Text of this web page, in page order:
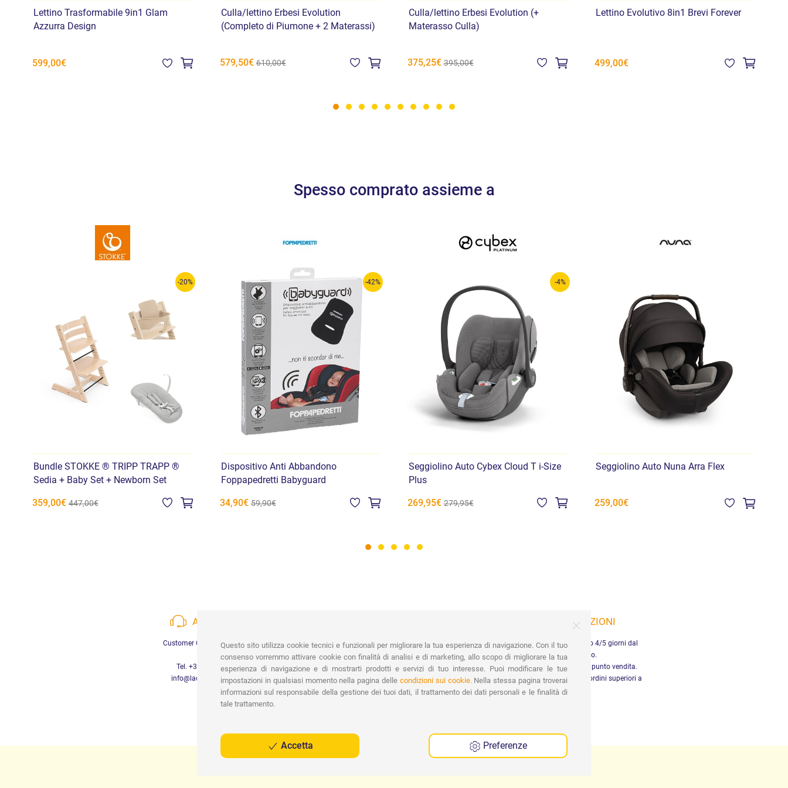
Lettino Trasformabile 9in1 Glam
Azzurra Design
599,00€
Culla/lettino Erbesi Evolution
(Completo di Piumone + 2 Materassi)
579,50€ 610,00€
Culla/lettino Erbesi Evolution (+
Materasso Culla)
375,25€ 395,00€
Lettino Evolutivo 8in1 Brevi Forever
499,00€
Spesso comprato assieme a
-20%
Bundle STOKKE ® TRIPP TRAPP ®
Sedia + Baby Set + Newborn Set
359,00€ 447,00€
-42%
Dispositivo Anti Abbandono
Foppapedretti Babyguard
34,90€ 59,90€
-4%
Seggiolino Auto Cybex Cloud T i-Size
Plus
269,95€ 279,95€
Seggiolino Auto Nuna Arra Flex
259,00€
ASSISTENZA
Customer Care a disposizione
Tel. +39 3452280233
info@lachiocciolababy.it
Vasta gamma di pagamenti:
Carte di Credito, Bonifico, PayPal e
Contrassegno.
SPEDIZIONI
Consegna in Italia entro 4/5 giorni dal
pagamento.
Ritiro gratuito presso il punto vendita.
Spedizione gratuita per ordini superiori a
29,90 €
Questo sito utilizza cookie tecnici e funzionali per migliorare la tua esperienza di navigazione. Con il tuo
consenso vorremmo attivare cookie con finalità di analisi e di marketing, allo scopo di migliorare la tua
esperienza di navigazione e di mostrarti prodotti e servizi di tuo interesse. Puoi modificare le tue
impostazioni in qualsiasi momento nella pagina delle condizioni sui cookie.Nella stessa pagina troverai
informazioni sul responsabile della gestione dei tuoi dati, il trattamento dei dati personali e le finalità di
tale trattamento.
Accetta Preferenze